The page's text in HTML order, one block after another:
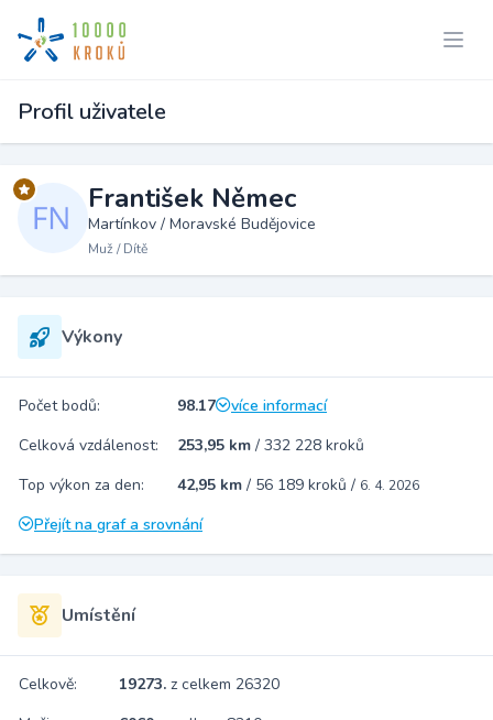
Profil uživatele
František Němec
Martínkov / Moravské Budějovice
Muž / Dítě
Výkony
Počet bodů: 98.17
více informací
Celková vzdálenost:
253,95 km / 332 228 kroků
Top výkon za den:
42,95 km / 56 189 kroků / 6. 4. 2026
Přejít na graf a srovnání
Umístění
Celkově: 19273. z celkem 26320